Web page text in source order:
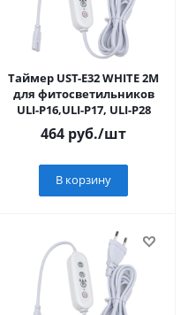
Таймер UST-E32 WHITE 2M
для фитосветильников
ULI-P16,ULI-P17, ULI-P28
464 руб./шт
В корзину